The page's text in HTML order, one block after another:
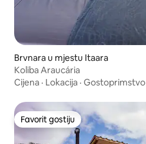
Brvnara u mjestu Itaara
Koliba Araucária
Cijena · Lokacija · Gostoprimstvo
Favorit gostiju
Favorit gostiju